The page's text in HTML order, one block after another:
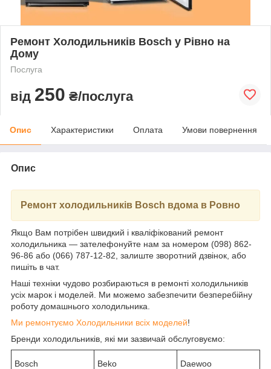
Ремонт Холодильників Bosch у Рівно на
Дому
Послуга
від 250 ₴/послуга
Опис Характеристики Оплата Умови повернення
Опис
Ремонт холодильників Bosch вдома в Ровно
Якщо Вам потрібен швидкий і кваліфікований ремонт
холодильника — зателефонуйте нам за номером (098) 862-
96-86 або (066) 787-12-82, залиште зворотний дзвінок, або
пишіть в чат.
Наші техніки чудово розбираються в ремонті холодильників
усіх марок і моделей. Ми можемо забезпечити безперебійну
роботу домашнього холодильника.
Ми ремонтуємо Холодильники всіх моделей!
Бренди холодильників, які ми зазвичай обслуговуємо:
Bosch
Beko
Daewoo